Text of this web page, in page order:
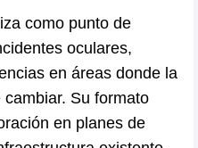
como punto de
oculares,
en áreas donde la
Su formato
en planes de